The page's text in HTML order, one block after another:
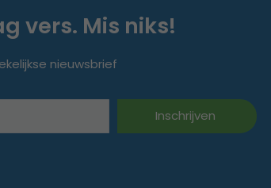
vers. Mis niks!
nieuwsbrief